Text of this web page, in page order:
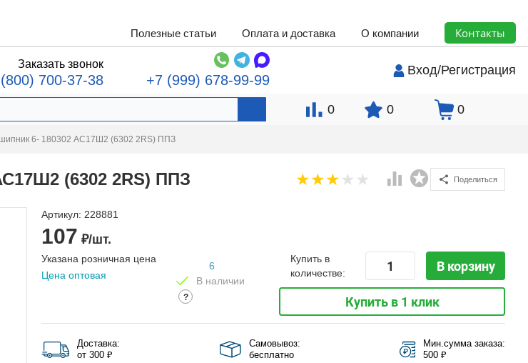
Полезные статьи Оплата и доставка О компании Контакты
Заказать звонок
700-37-38 +7 (999) 678-99-99
Вход/Регистрация
0 0 0
6- 180302 АС17Ш2 (6302 2RS) ППЗ
(6302 2RS) ППЗ Поделиться
Артикул: 228881
107 ₽/шт.
Указана розничная цена
Цена оптовая
6
В наличии
?
Купить в
количестве:
В корзину
Купить в 1 клик
Доставка:
от 300 ₽
Самовывоз:
бесплатно
Мин.сумма заказа:
500 ₽